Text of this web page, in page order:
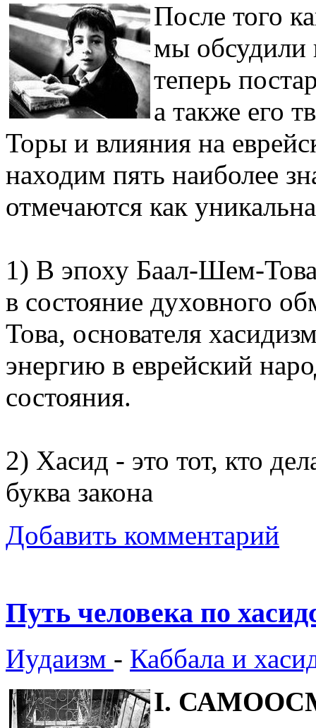
После того
мы обсудили
теперь
а также его
Торы и влияния на
находим пять наиболее
отмечаются как
1) В эпоху Баал-Шем-
в состояние духовного
Това, основателя
энергию в еврейский
состояния.
2) Хасид - это тот, кто
буква закона
Добавить комментарий
Путь человека по
Иудаизм - Каббала и
I.